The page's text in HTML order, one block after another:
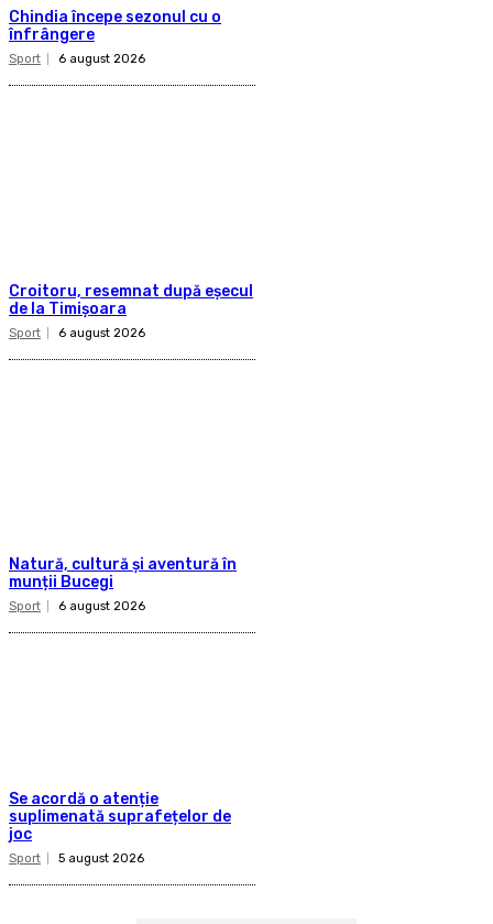
Chindia începe sezonul cu o
înfrângere
Sport 6 august 2026
Croitoru, resemnat după eșecul
de la Timișoara
Sport 6 august 2026
Natură, cultură și aventură în
munții Bucegi
Sport 6 august 2026
Se acordă o atenție
suplimenată suprafețelor de
joc
Sport 5 august 2026